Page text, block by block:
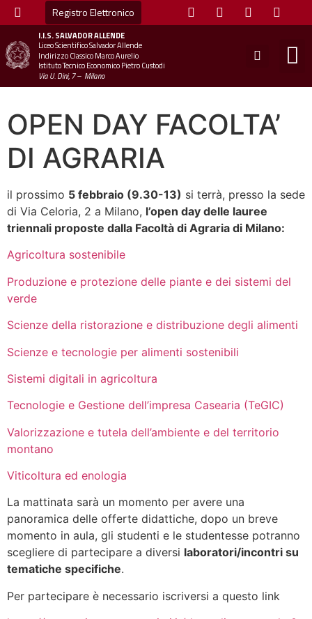
Registro Elettronico
I.I.S.SALVADOR ALLENDE
Liceo Scientifico Salvador Allende
Indirizzo Classico Marco Aurelio
Istituto Tecnico Economico Pietro Custodi
Via U. Dini, 7 – Milano
OPEN DAY FACOLTA’
DI AGRARIA
il prossimo 5 febbraio (9.30-13) si terrà, presso la sede
di Via Celoria, 2 a Milano, l’open day delle lauree
triennali proposte dalla Facoltà di Agraria di Milano:
Agricoltura sostenibile
Produzione e protezione delle piante e dei sistemi del
verde
Scienze della ristorazione e distribuzione degli alimenti
Scienze e tecnologie per alimenti sostenibili
Sistemi digitali in agricoltura
Tecnologie e Gestione dell’impresa Casearia (TeGIC)
Valorizzazione e tutela dell’ambiente e del territorio
montano
Viticoltura ed enologia
La mattinata sarà un momento per avere una
panoramica delle offerte didattiche, dopo un breve
momento in aula, gli studenti e le studentesse potranno
scegliere di partecipare a diversi laboratori/incontri su
tematiche specifiche.
Per partecipare è necessario iscriversi a questo link